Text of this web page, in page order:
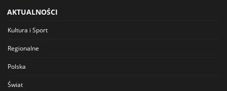
AKTUALNOŚCI
Kultura i Sport
Regionalne
Polska
Świat